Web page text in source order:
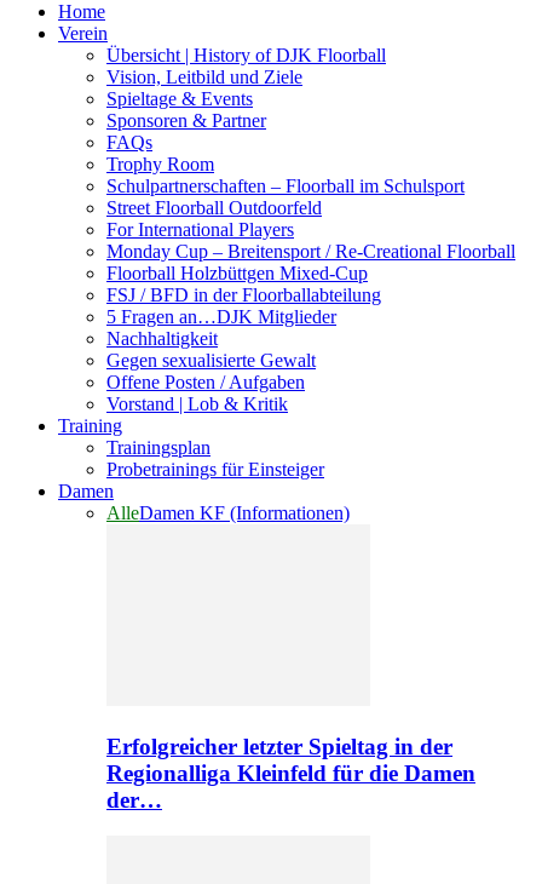
Home
Verein
Übersicht | History of DJK Floorball
Vision, Leitbild und Ziele
Spieltage & Events
Sponsoren & Partner
FAQs
Trophy Room
Schulpartnerschaften – Floorball im Schulsport
Street Floorball Outdoorfeld
For International Players
Monday Cup – Breitensport / Re-Creational Floorball
Floorball Holzbüttgen Mixed-Cup
FSJ / BFD in der Floorballabteilung
5 Fragen an…DJK Mitglieder
Nachhaltigkeit
Gegen sexualisierte Gewalt
Offene Posten / Aufgaben
Vorstand | Lob & Kritik
Training
Trainingsplan
Probetrainings für Einsteiger
Damen
AlleDamen KF (Informationen)
Erfolgreicher letzter Spieltag in der
Regionalliga Kleinfeld für die Damen
der…